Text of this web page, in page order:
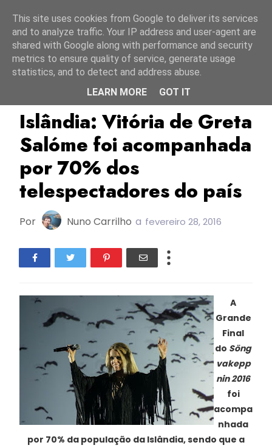
Greta Salóme Islândia
Islândia: Vitória de Greta
Salóme foi acompanhada
por 70% dos
telespectadores do país
Por Nuno Carrilho a fevereiro 28, 2016
A
Grande
Final
do Söng
vakepp
nin 2016
foi
acompa
nhada
por 70% da população da Islândia, sendo que a
This site uses cookies from Google to deliver its services
and to analyze traffic. Your IP address and user-agent are
shared with Google along with performance and security
metrics to ensure quality of service, generate usage
statistics, and to detect and address abuse.
LEARN MORE
GOT IT